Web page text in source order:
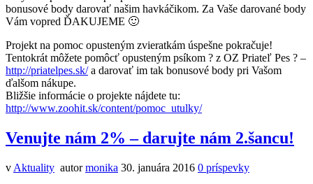
bonusové body darovať našim havkáčikom. Za Vaše darované body
Vám vopred ĎAKUJEME 🙂
Projekt na pomoc opusteným zvieratkám úspešne pokračuje!
Tentokrát môžete pomôcť opusteným psíkom ? z OZ Priateľ Pes ? –
http://priatelpes.sk/a darovať im tak bonusové body pri Vašom
ďalšom nákupe.
Bližšie informácie o projekte nájdete tu:
http://www.zoohit.sk/content/pomoc_utulky/
Venujte nám 2% – darujte nám 2.šancu!
v Aktuality autormonika 30. januára 2016 0 príspevky